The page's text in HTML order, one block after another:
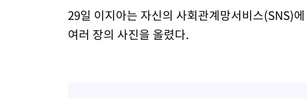
내일까지 39도 '펄펄'…기상청 "태풍 지나며 폭염 잠시 꺾인다"
29일 이지아는 자신의 사회관계망서비스
여러 장의 사진을 올렸다.